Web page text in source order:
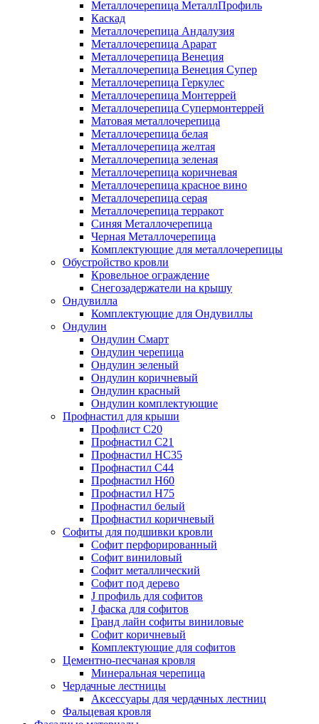
Металлочерепица МеталлПрофиль
Каскад
Металлочерепица Андалузия
Металлочерепица Арарат
Металлочерепица Венеция
Металлочерепица Венеция Супер
Металлочерепица Геркулес
Металлочерепица Монтеррей
Металлочерепица Супермонтеррей
Матовая металлочерепица
Металлочерепица белая
Металлочерепица желтая
Металлочерепица зеленая
Металлочерепица коричневая
Металлочерепица красное вино
Металлочерепица серая
Металлочерепица терракот
Синяя Металлочерепица
Черная Металлочерепица
Комплектующие для металлочерепицы
Обустройство кровли
Кровельное ограждение
Снегозадержатели на крышу
Ондувилла
Комплектующие для Ондувиллы
Ондулин
Ондулин Смарт
Ондулин черепица
Ондулин зеленый
Ондулин коричневый
Ондулин красный
Ондулин комплектующие
Профнастил для крыши
Профлист С20
Профнастил С21
Профнастил НС35
Профнастил С44
Профнастил Н60
Профнастил Н75
Профнастил белый
Профнастил коричневый
Софиты для подшивки кровли
Cофит перфорированный
Софит виниловый
Софит металлический
Софит под дерево
J профиль для софитов
J фаска для софитов
Гранд лайн софиты виниловые
Софит коричневый
Комплектующие для софитов
Цементно-песчаная кровля
Минеральная черепица
Чердачные лестницы
Аксессуары для чердачных лестниц
Фальцевая кровля